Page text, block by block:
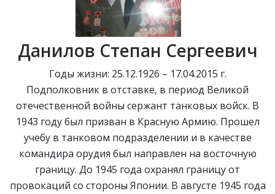
Данилов Степан Сергеевич
Годы жизни: 25.12.1926 – 17.04.2015 г.
Подполковник в отставке, в период Великой
отечественной войны сержант танковых войск. В
1943 году был призван в Красную Армию. Прошел
учебу в танковом подразделении и в качестве
командира орудия был направлен на восточную
границу. До 1945 года охранял границу от
провокаций со стороны Японии. В августе 1945 года